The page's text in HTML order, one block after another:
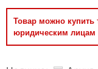
Товар можно купить
юридическим лицам